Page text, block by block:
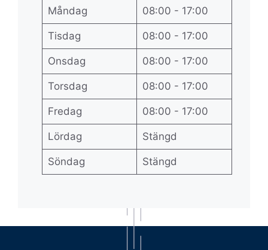
Måndag 08:00 - 17:00
Tisdag 08:00 - 17:00
Onsdag 08:00 - 17:00
Torsdag 08:00 - 17:00
Fredag 08:00 - 17:00
Lördag Stängd
Söndag Stängd